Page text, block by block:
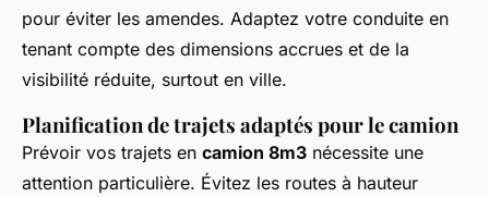
pour éviter les amendes. Adaptez votre conduite en
tenant compte des dimensions accrues et de la
visibilité réduite, surtout en ville.
Planification de trajets adaptés pour le camion
Prévoir vos trajets en camion 8m3 nécessite une
attention particulière. Évitez les routes à hauteur